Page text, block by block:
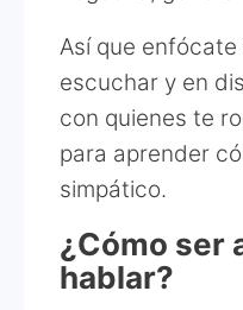
Así que
escuchar y en
con quienes te
para aprender
simpático.
¿Cómo ser
hablar?